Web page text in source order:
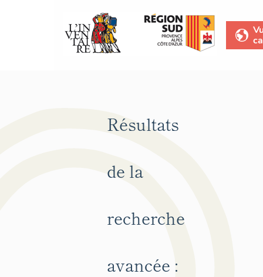
Résultats
de la
recherche
avancée :